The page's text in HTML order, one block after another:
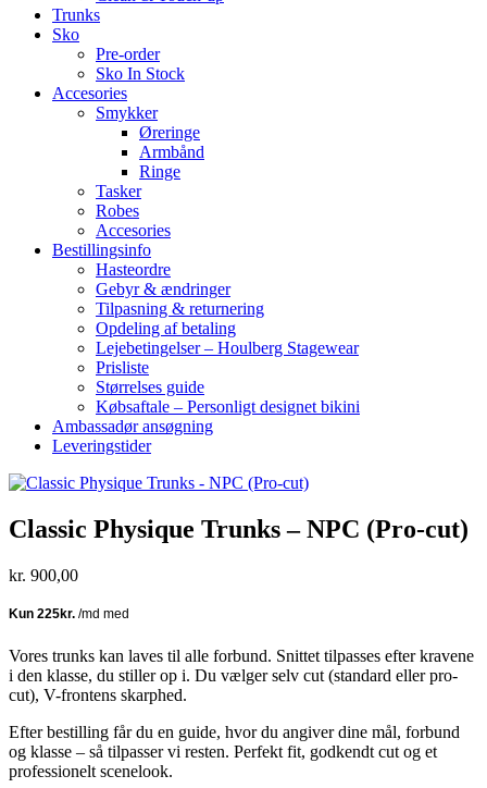
Trunks
Sko
Pre-order
Sko In Stock
Accesories
Smykker
Øreringe
Armbånd
Ringe
Tasker
Robes
Accesories
Bestillingsinfo
Hasteordre
Gebyr & ændringer
Tilpasning & returnering
Opdeling af betaling
Lejebetingelser – Houlberg Stagewear
Prisliste
Størrelses guide
Købsaftale – Personligt designet bikini
Ambassadør ansøgning
Leveringstider
Classic Physique Trunks – NPC (Pro-cut)
kr. 900,00
Vores trunks kan laves til alle forbund. Snittet tilpasses efter kravene
i den klasse, du stiller op i. Du vælger selv cut (standard eller pro-
cut), V-frontens skarphed.
Efter bestilling får du en guide, hvor du angiver dine mål, forbund
og klasse – så tilpasser vi resten. Perfekt fit, godkendt cut og et
professionelt scenelook.